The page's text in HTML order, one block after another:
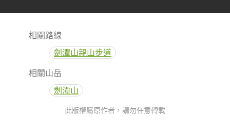
相關路線
劍潭山親山步道
相關山岳
劍潭山
此版權屬原作者，請勿任意轉載